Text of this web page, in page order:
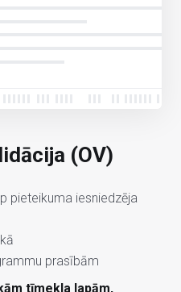
(OV)
pieteikuma iesniedzēja
prasībām
tīmekļa lapām,